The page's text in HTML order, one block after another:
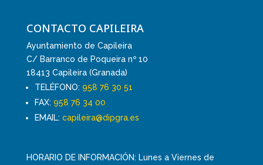
CONTACTO CAPILEIRA
Ayuntamiento de Capileira
C/ Barranco de Poqueira nº 10
18413 Capileira (Granada)
TELÉFONO: 958 76 30 51
FAX: 958 76 34 00
EMAIL: capileira@dipgra.es
HORARIO DE INFORMACIÓN: Lunes a Viernes de